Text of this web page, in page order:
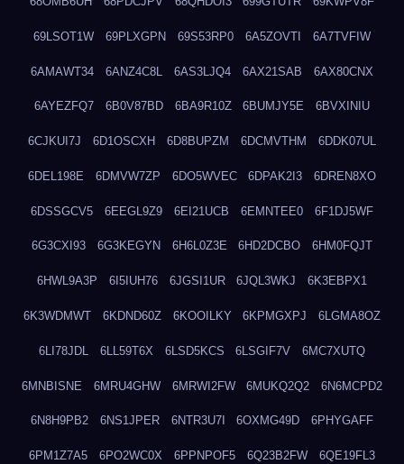
69LSOT1W 69PLXGPN 69S53RP0 6A5ZOVTI 6A7TVFIW
6AMAWT34 6ANZ4C8L 6AS3LJQ4 6AX21SAB 6AX80CNX
6AYEZFQ7 6B0V87BD 6BA9R10Z 6BUMJY5E 6BVXINIU
6CJKUI7J 6D1OSCXH 6D8BUPZM 6DCMVTHM 6DDK07UL
6DEL198E 6DMVW7ZP 6DO5WVEC 6DPAK2I3 6DREN8XO
6DSSGCV5 6EEGL9Z9 6EI21UCB 6EMNTEE0 6F1DJ5WF
6G3CXI93 6G3KEGYN 6H6L0Z3E 6HD2DCBO 6HM0FQJT
6HWL9A3P 6I5IUH76 6JGSI1UR 6JQL3WKJ 6K3EBPX1
6K3WDMWT 6KDND60Z 6KOOILKY 6KPMGXPJ 6LGMA8OZ
6LI78JDL 6LL59T6X 6LSD5KCS 6LSGIF7V 6MC7XUTQ
6MNBISNE 6MRU4GHW 6MRWI2FW 6MUKQ2Q2 6N6MCPD2
6N8H9PB2 6NS1JPER 6NTR3U7I 6OXMG49D 6PHYGAFF
6PM1Z7A5 6PO2WC0X 6PPNPOF5 6Q23B2FW 6QE19FL3